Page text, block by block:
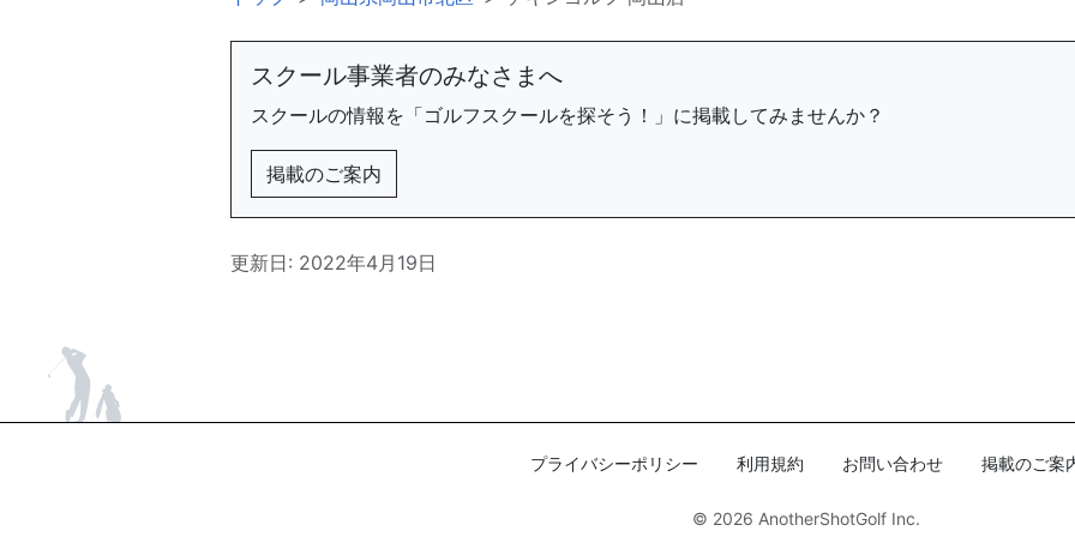
スクール事業者のみなさまへ
スクールの情報を「ゴルフスクールを探そう！」に掲載してみませんか？
掲載のご案内
更新日: 2022年4月19日
プライバシーポリシー 利用規約 お問い合わせ 掲載のご案
© 2026 AnotherShotGolf Inc.